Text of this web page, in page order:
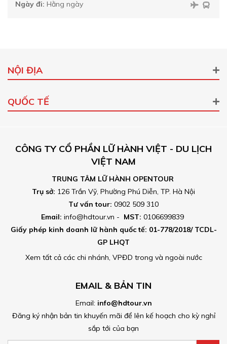
Ngày đi: Hằng ngày
NỘI ĐỊA
QUỐC TẾ
CÔNG TY CỔ PHẦN LỮ HÀNH VIỆT - DU LỊCH
VIỆT NAM
TRUNG TÂM LỮ HÀNH OPENTOUR
Trụ sở: 126 Trần Vỹ, Phường Phú Diễn, TP. Hà Nội
Tư vấn tour: 0902 509 310
Email: info@hdtour.vn - MST: 0106699839
Giấy phép kinh doanh lữ hành quốc tế: 01-778/2018/ TCDL-
GP LHQT
Xem tất cả các chi nhánh, VPĐD trong và ngoài nước
EMAIL & BẢN TIN
Email: info@hdtour.vn
Đăng ký nhận bản tin khuyến mãi để lên kế hoạch cho kỳ nghỉ
sắp tới của bạn